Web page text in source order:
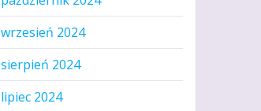
wrzesień 2024
sierpień 2024
lipiec 2024